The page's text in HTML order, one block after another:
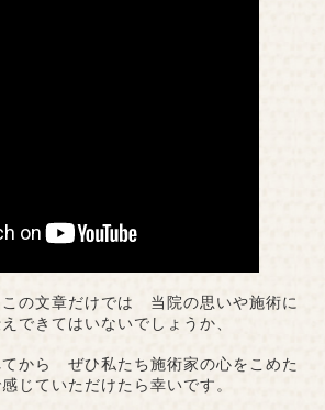
の文章だけでは 当院の思いや施術に
できてはいないでしょうか、
から ぜひ私たち施術家の心をこめた
じていただけたら幸いです。